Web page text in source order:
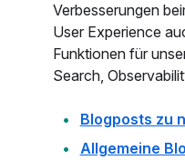
Verbesserungen
User Experience
Funktionen für
Search,
Blogposts zu
Allgemeine